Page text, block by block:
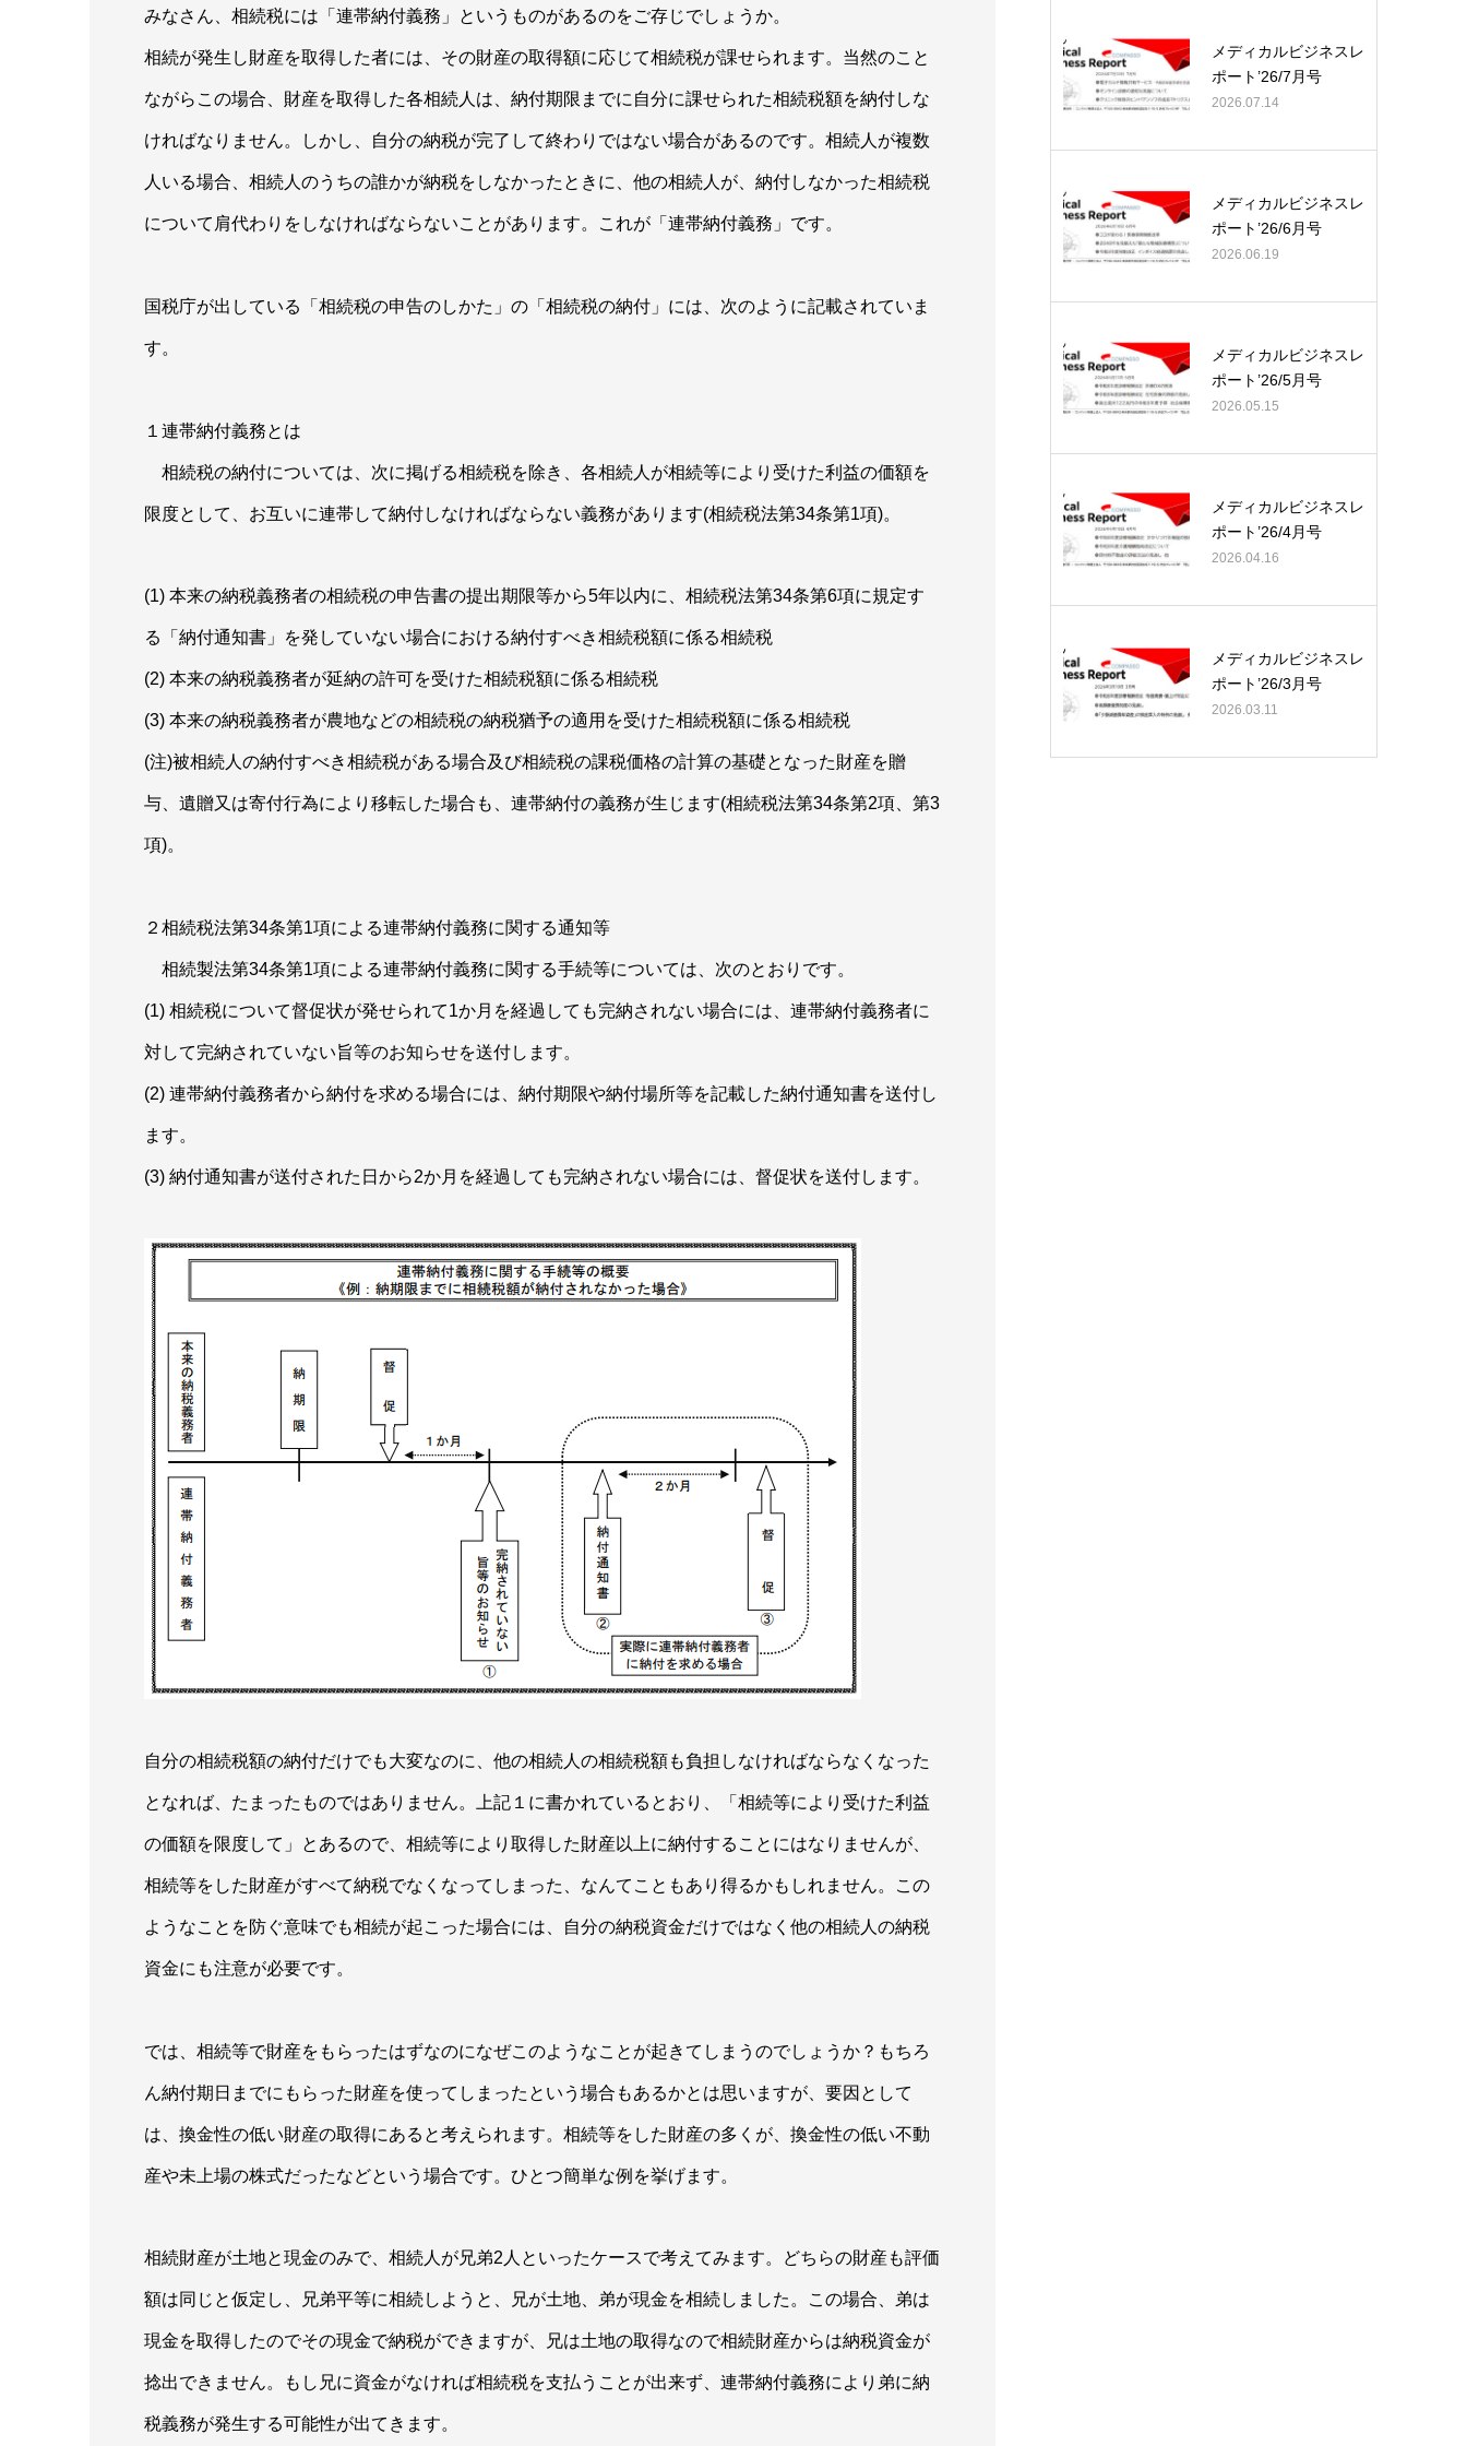
みなさん、相続税には「連帯納付義務」というものがあるのをご存じでしょうか。
相続が発生し財産を取得した者には、その財産の取得額に応じて相続税が課せられます。当然のこと
ながらこの場合、財産を取得した各相続人は、納付期限までに自分に課せられた相続税額を納付しな
ければなりません。しかし、自分の納税が完了して終わりではない場合があるのです。相続人が複数
人いる場合、相続人のうちの誰かが納税をしなかったときに、他の相続人が、納付しなかった相続税
について肩代わりをしなければならないことがあります。これが「連帯納付義務」です。
国税庁が出している「相続税の申告のしかた」の「相続税の納付」には、次のように記載されていま
す。
１連帯納付義務とは
相続税の納付については、次に掲げる相続税を除き、各相続人が相続等により受けた利益の価額を
限度として、お互いに連帯して納付しなければならない義務があります(相続税法第34条第1項)。
(1) 本来の納税義務者の相続税の申告書の提出期限等から5年以内に、相続税法第34条第6項に規定す
る「納付通知書」を発していない場合における納付すべき相続税額に係る相続税
(2) 本来の納税義務者が延納の許可を受けた相続税額に係る相続税
(3) 本来の納税義務者が農地などの相続税の納税猶予の適用を受けた相続税額に係る相続税
(注)被相続人の納付すべき相続税がある場合及び相続税の課税価格の計算の基礎となった財産を贈
与、遺贈又は寄付行為により移転した場合も、連帯納付の義務が生じます(相続税法第34条第2項、第3
項)。
２相続税法第34条第1項による連帯納付義務に関する通知等
相続製法第34条第1項による連帯納付義務に関する手続等については、次のとおりです。
(1) 相続税について督促状が発せられて1か月を経過しても完納されない場合には、連帯納付義務者に
対して完納されていない旨等のお知らせを送付します。
(2) 連帯納付義務者から納付を求める場合には、納付期限や納付場所等を記載した納付通知書を送付し
ます。
(3) 納付通知書が送付された日から2か月を経過しても完納されない場合には、督促状を送付します。
自分の相続税額の納付だけでも大変なのに、他の相続人の相続税額も負担しなければならなくなった
となれば、たまったものではありません。上記１に書かれているとおり、「相続等により受けた利益
の価額を限度して」とあるので、相続等により取得した財産以上に納付することにはなりませんが、
相続等をした財産がすべて納税でなくなってしまった、なんてこともあり得るかもしれません。この
ようなことを防ぐ意味でも相続が起こった場合には、自分の納税資金だけではなく他の相続人の納税
資金にも注意が必要です。
では、相続等で財産をもらったはずなのになぜこのようなことが起きてしまうのでしょうか？もちろ
ん納付期日までにもらった財産を使ってしまったという場合もあるかとは思いますが、要因として
は、換金性の低い財産の取得にあると考えられます。相続等をした財産の多くが、換金性の低い不動
産や未上場の株式だったなどという場合です。ひとつ簡単な例を挙げます。
相続財産が土地と現金のみで、相続人が兄弟2人といったケースで考えてみます。どちらの財産も評価
額は同じと仮定し、兄弟平等に相続しようと、兄が土地、弟が現金を相続しました。この場合、弟は
現金を取得したのでその現金で納税ができますが、兄は土地の取得なので相続財産からは納税資金が
捻出できません。もし兄に資金がなければ相続税を支払うことが出来ず、連帯納付義務により弟に納
税義務が発生する可能性が出てきます。
メディカルビジネスレ
ポート’26/7月号
2026.07.14
メディカルビジネスレ
ポート’26/6月号
2026.06.19
メディカルビジネスレ
ポート’26/5月号
2026.05.15
メディカルビジネスレ
ポート’26/4月号
2026.04.16
メディカルビジネスレ
ポート’26/3月号
2026.03.11